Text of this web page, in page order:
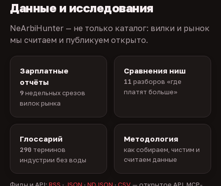
Данные и исследования
NeArbiHunter — не только каталог: вилки и рынок
мы считаем и публикуем открыто.
Зарплатные
отчёты
9недельных срезов
вилок рынка
Сравнения ниш
11 разборов «где
платят больше»
Глоссарий
290 терминов
индустрии без воды
Методология
как собираем, чистим и
считаем данные
Фиды и API: RSS · JSON · NDJSON · CSV — открытое API, MCP-